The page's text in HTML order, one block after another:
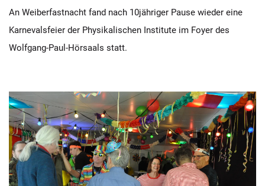
An Weiberfastnacht fand nach 10jähriger Pause wieder eine
Karnevalsfeier der Physikalischen Institute im Foyer des
Wolfgang-Paul-Hörsaals statt.